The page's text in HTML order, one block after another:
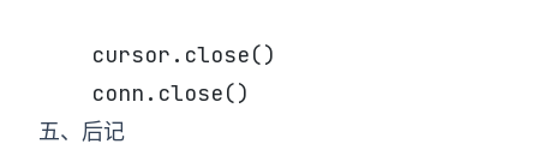
    cursor.close()
    conn.close()
五、后记